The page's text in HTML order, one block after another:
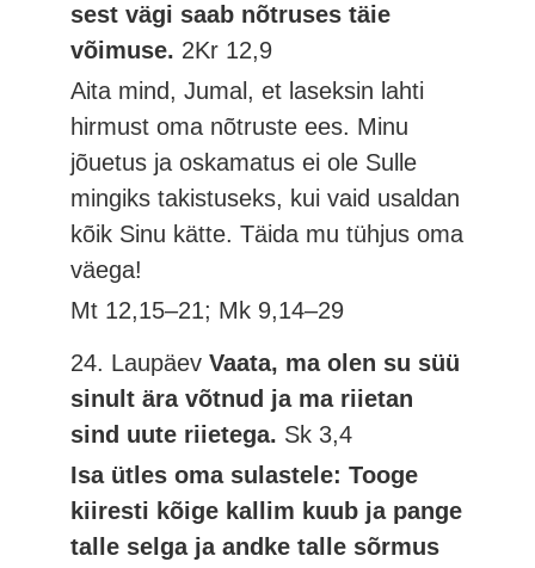
sest vägi saab nõtruses täie
võimuse. 2Kr 12,9
Aita mind, Jumal, et laseksin lahti
hirmust oma nõtruste ees. Minu
jõuetus ja oskamatus ei ole Sulle
mingiks takistuseks, kui vaid usaldan
kõik Sinu kätte. Täida mu tühjus oma
väega!
Mt 12,15–21; Mk 9,14–29
24. LaupäevVaata, ma olen su süü
sinult ära võtnud ja ma riietan
sind uute riietega. Sk 3,4
Isa ütles oma sulastele: Tooge
kiiresti kõige kallim kuub ja pange
talle selga ja andke talle sõrmus